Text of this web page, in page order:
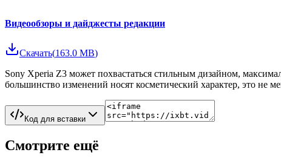
Видеообзоры и дайджесты редакции
Скачать(163.0 MB)
Sony Xperia Z3 может похвастаться стильным дизайном,
большинство изменений носят косметический характер, это не
Код для вставки
Смотрите ещё